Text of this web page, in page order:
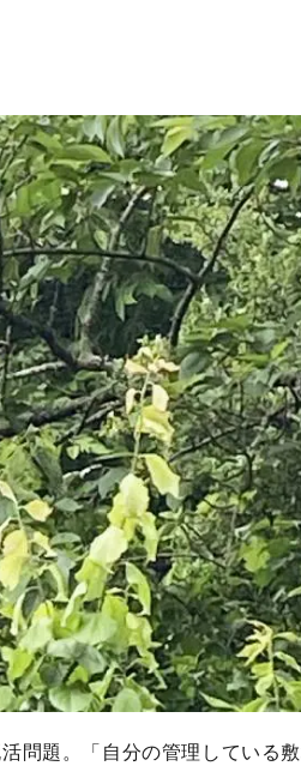
問題。「自分の管理している